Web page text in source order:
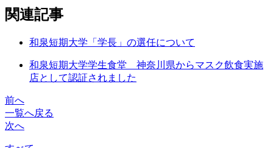
関連記事
和泉短期大学「学長」の選任について
和泉短期大学学生食堂 神奈川県からマスク飲食実施
店として認証されました
前へ
一覧へ戻る
次へ